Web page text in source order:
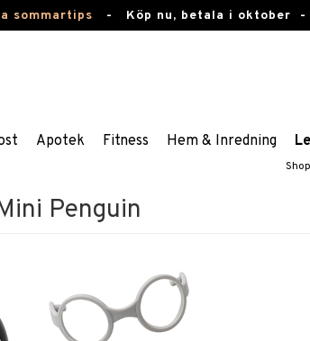
sommartips - Köp nu, betala i oktober -
Apotek Fitness Hem & Inredning
Penguin